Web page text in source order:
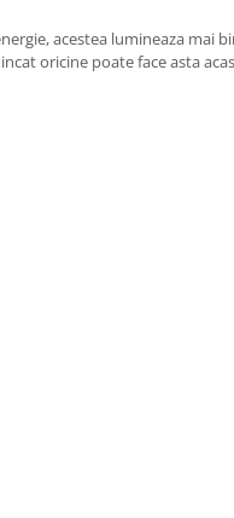
acestea lumineaza mai
oricine poate face asta